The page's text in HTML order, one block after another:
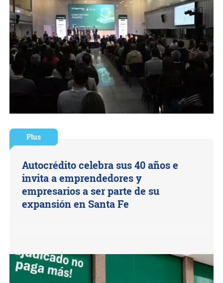
Plus
Autocrédito celebra sus 40 años e
invita a emprendedores y
empresarios a ser parte de su
expansión en Santa Fe